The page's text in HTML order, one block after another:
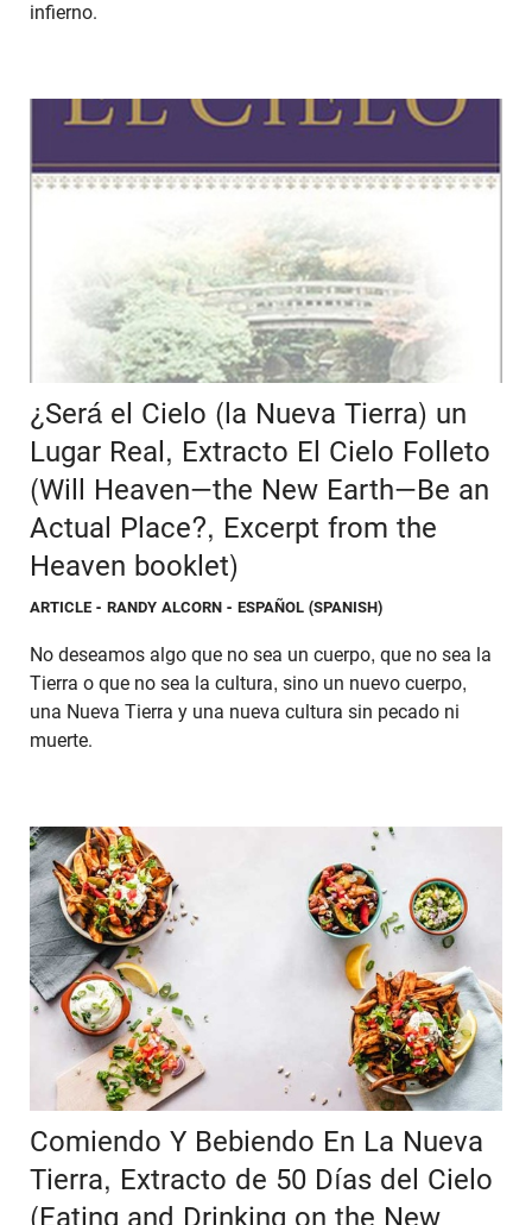
infierno.
¿Será el Cielo (la Nueva Tierra) un
Lugar Real, Extracto El Cielo Folleto
(Will Heaven—the New Earth—Be an
Actual Place?, Excerpt from the
Heaven booklet)
ARTICLE - RANDY ALCORN - ESPAÑOL (SPANISH)
No deseamos algo que no sea un cuerpo, que no sea la
Tierra o que no sea la cultura, sino un nuevo cuerpo,
una Nueva Tierra y una nueva cultura sin pecado ni
muerte.
Comiendo Y Bebiendo En La Nueva
Tierra, Extracto de 50 Días del Cielo
(Eating and Drinking on the New